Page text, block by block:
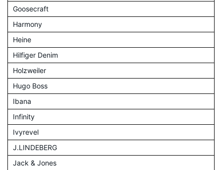
Goosecraft
Harmony
Heine
Hilfiger Denim
Holzweiler
Hugo Boss
Ibana
Infinity
Ivyrevel
J.LINDEBERG
Jack & Jones